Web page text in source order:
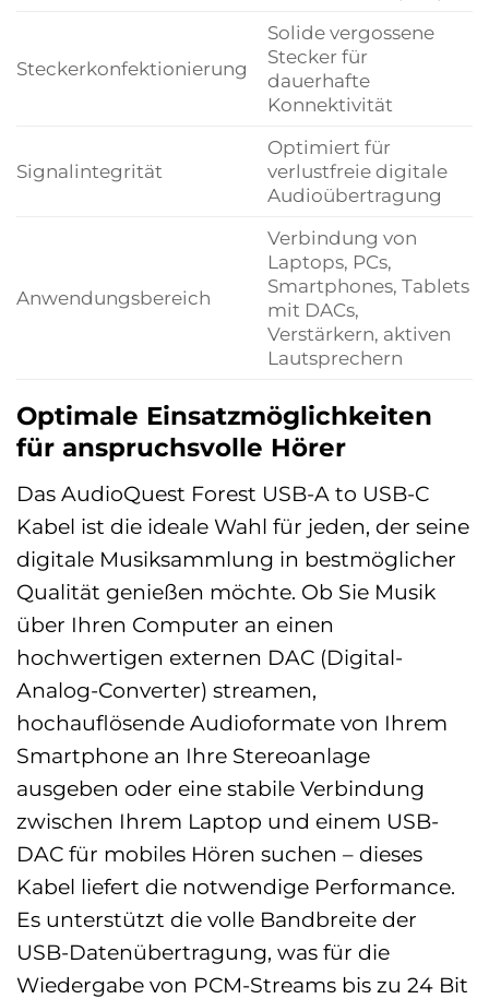
Steckerkonfektionierung
Solide vergossene
Stecker für
dauerhafte
Konnektivität
Signalintegrität
Optimiert für
verlustfreie digitale
Audioübertragung
Anwendungsbereich
Verbindung von
Laptops, PCs,
Smartphones, Tablets
mit DACs,
Verstärkern, aktiven
Lautsprechern
Optimale Einsatzmöglichkeiten
für anspruchsvolle Hörer
Das AudioQuest Forest USB-A to USB-C
Kabel ist die ideale Wahl für jeden, der seine
digitale Musiksammlung in bestmöglicher
Qualität genießen möchte. Ob Sie Musik
über Ihren Computer an einen
hochwertigen externen DAC (Digital-
Analog-Converter) streamen,
hochauflösende Audioformate von Ihrem
Smartphone an Ihre Stereoanlage
ausgeben oder eine stabile Verbindung
zwischen Ihrem Laptop und einem USB-
DAC für mobiles Hören suchen – dieses
Kabel liefert die notwendige Performance.
Es unterstützt die volle Bandbreite der
USB-Datenübertragung, was für die
Wiedergabe von PCM-Streams bis zu 24 Bit